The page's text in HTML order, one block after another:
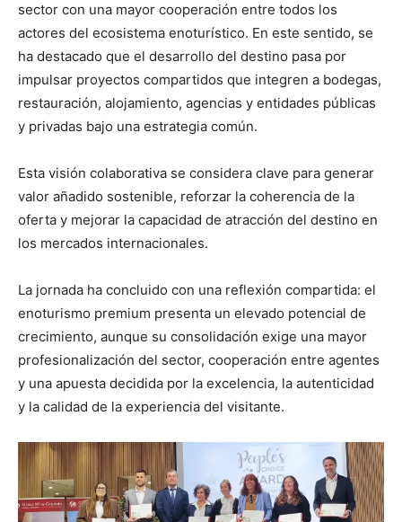
sector con una mayor cooperación entre todos los
actores del ecosistema enoturístico. En este sentido, se
ha destacado que el desarrollo del destino pasa por
impulsar proyectos compartidos que integren a bodegas,
restauración, alojamiento, agencias y entidades públicas
y privadas bajo una estrategia común.
Esta visión colaborativa se considera clave para generar
valor añadido sostenible, reforzar la coherencia de la
oferta y mejorar la capacidad de atracción del destino en
los mercados internacionales.
La jornada ha concluido con una reflexión compartida: el
enoturismo premium presenta un elevado potencial de
crecimiento, aunque su consolidación exige una mayor
profesionalización del sector, cooperación entre agentes
y una apuesta decidida por la excelencia, la autenticidad
y la calidad de la experiencia del visitante.